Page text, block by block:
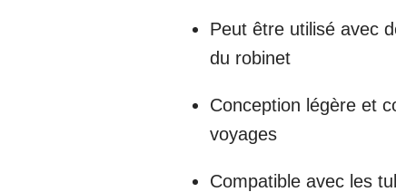
Peut être utilisé avec
du robinet
Conception légère et
voyages
Compatible avec les